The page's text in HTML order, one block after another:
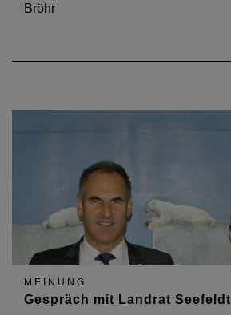
Bröhr
MEINUNG
Gespräch mit Landrat Seefeldt